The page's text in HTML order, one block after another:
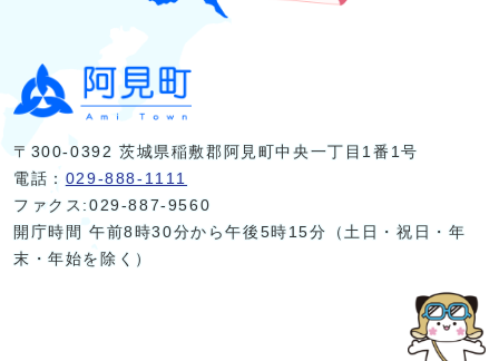
〒300-0392 茨城県稲敷郡阿見町中央一丁目1番1号
電話： 029-888-1111
ファクス:029-887-9560
開庁時間 午前8時30分から午後5時15分（土日・祝日・年
末・年始を除く）